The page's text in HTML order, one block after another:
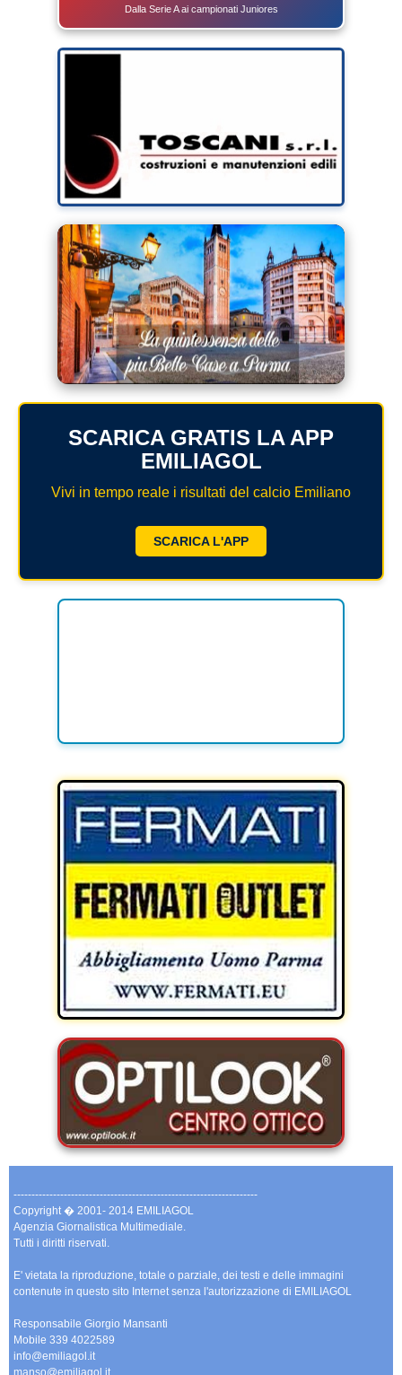
Dalla Serie A ai campionati Juniores
SCARICA GRATIS LA APP
EMILIAGOL
Vivi in tempo reale i risultati del calcio Emiliano
SCARICA L'APP
--------------------------------------------------------------------
Copyright � 2001- 2014 EMILIAGOL
Agenzia Giornalistica Multimediale.
Tutti i diritti riservati.
E' vietata la riproduzione, totale o parziale, dei testi e delle immagini
contenute in questo sito Internet senza l'autorizzazione di EMILIAGOL
Responsabile Giorgio Mansanti
Mobile 339 4022589
info@emiliagol.it
manso@emiliagol.it